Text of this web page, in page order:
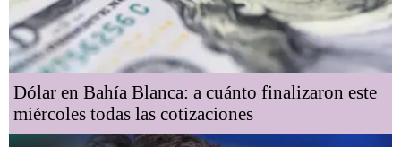
Dólar en Bahía Blanca: a cuánto finalizaron este
miércoles todas las cotizaciones